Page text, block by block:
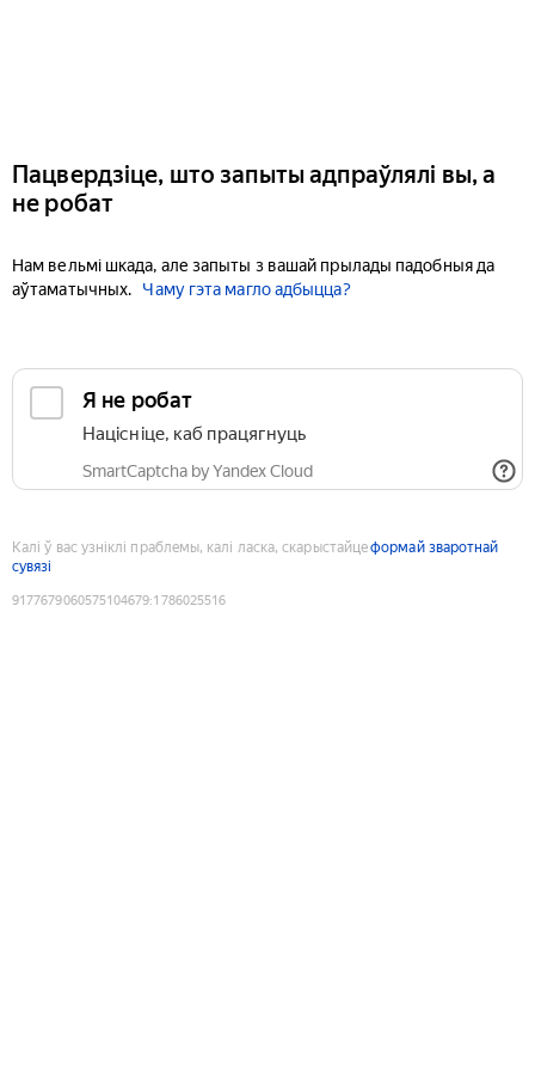
Пацвердзіце, што запыты адпраўлялі вы, а
не робат
Нам вельмі шкада, але запыты з вашай прылады падобныя да
аўтаматычных.
Чаму гэта магло адбыцца?
Я не робат
Націсніце, каб працягнуць
SmartCaptcha by Yandex Cloud
Калі ў вас узніклі праблемы, калі ласка, скарыстайцеформай зваротнай
сувязі
9177679060575104679:1786025516